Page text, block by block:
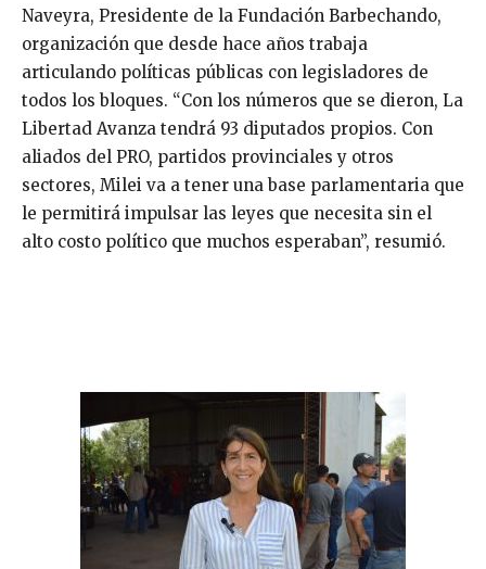
Naveyra, Presidente de la Fundación Barbechando,
organización que desde hace años trabaja
articulando políticas públicas con legisladores de
todos los bloques. “Con los números que se dieron, La
Libertad Avanza tendrá 93 diputados propios. Con
aliados del PRO, partidos provinciales y otros
sectores, Milei va a tener una base parlamentaria que
le permitirá impulsar las leyes que necesita sin el
alto costo político que muchos esperaban”, resumió.